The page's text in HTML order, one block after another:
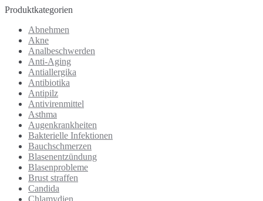
Produktkategorien
Abnehmen
Akne
Analbeschwerden
Anti-Aging
Antiallergika
Antibiotika
Antipilz
Antivirenmittel
Asthma
Augenkrankheiten
Bakterielle Infektionen
Bauchschmerzen
Blasenentzündung
Blasenprobleme
Brust straffen
Candida
Chlamydien